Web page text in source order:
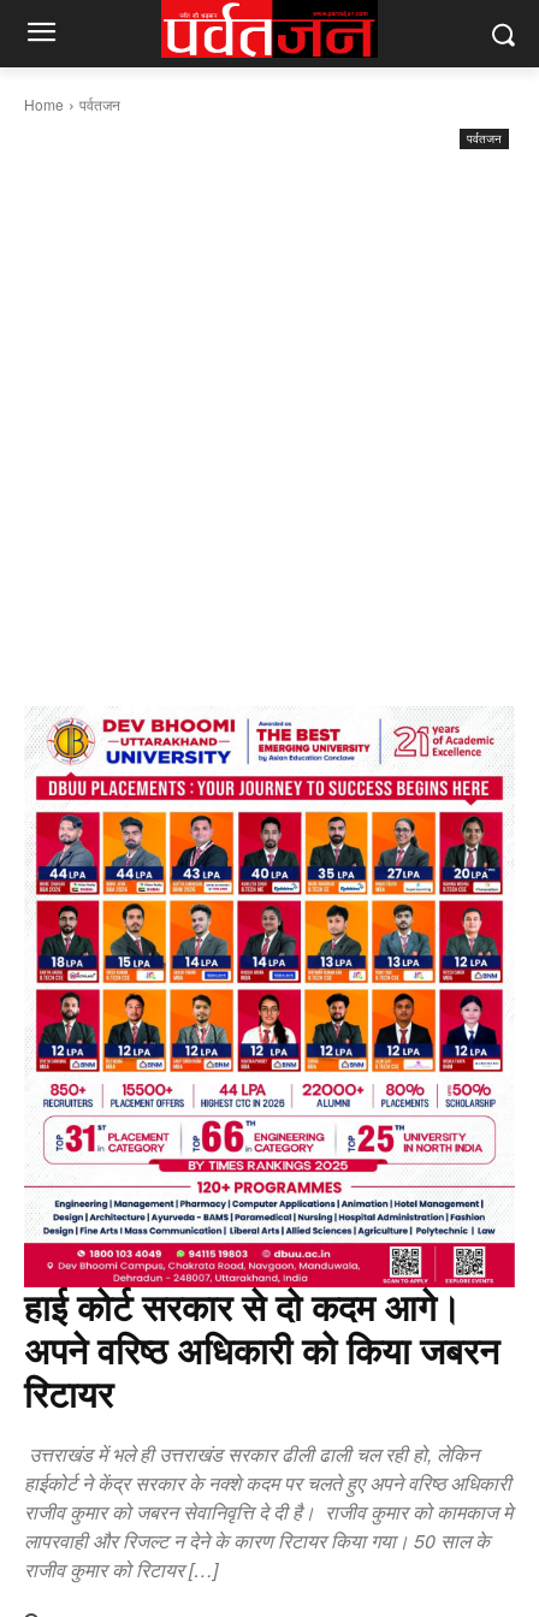
Home पर्वतजन
पर्वतजन
हाई कोर्ट सरकार से दो कदम आगे।
अपने वरिष्ठ अधिकारी को किया जबरन
रिटायर
उत्तराखंड में भले ही उत्तराखंड सरकार ढीली ढाली चल रही हो, लेकिन
हाईकोर्ट ने केंद्र सरकार के नक्शे कदम पर चलते हुए अपने वरिष्ठ अधिकारी
राजीव कुमार को जबरन सेवानिवृत्ति दे दी है। राजीव कुमार को कामकाज मे
लापरवाही और रिजल्ट न देने के कारण रिटायर किया गया। 50 साल के
राजीव कुमार को रिटायर […]